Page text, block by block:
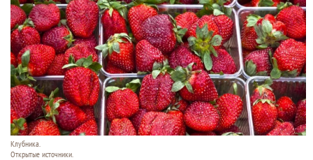
Клубника.
Открытые источники.